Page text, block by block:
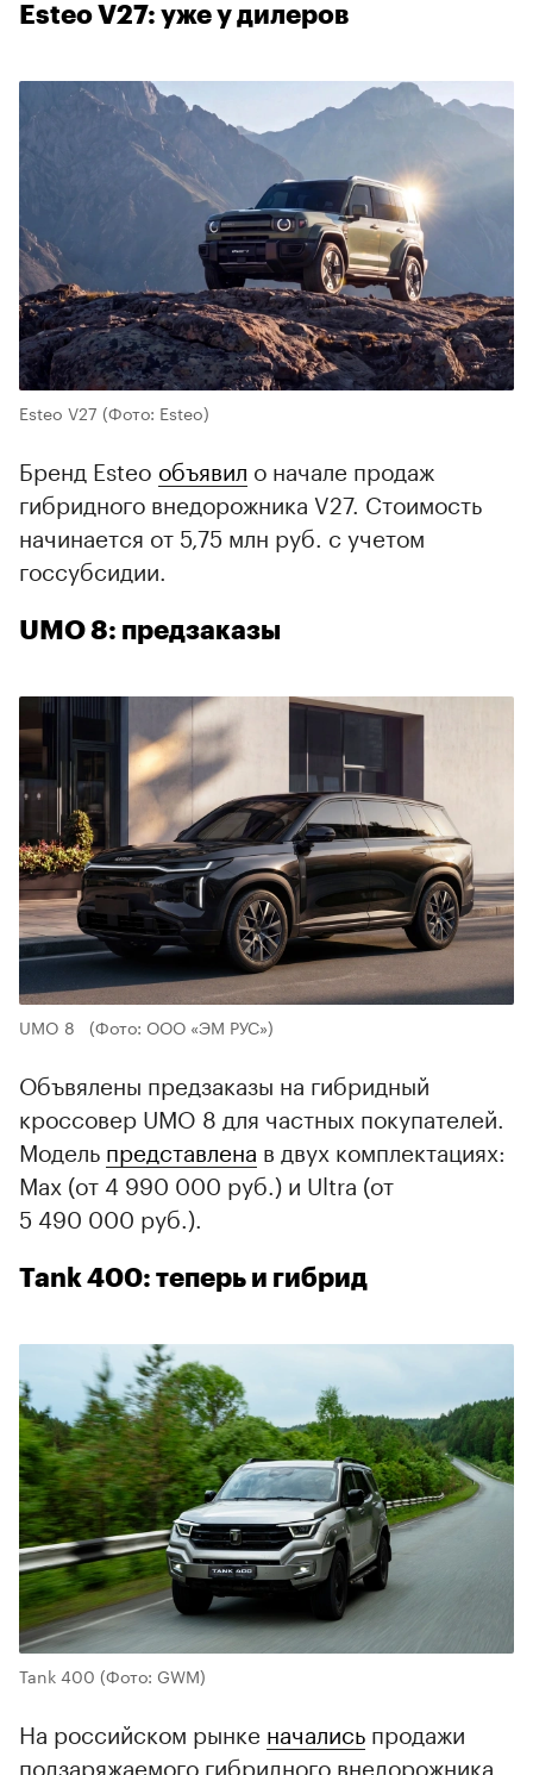
Esteo V27: уже у дилеров
Esteo V27 (Фото: Esteo)
Бренд Esteo объявил о начале продаж
гибридного внедорожника V27. Стоимость
начинается от 5,75 млн руб. с учетом
госсубсидии.
UMO 8: предзаказы
UMO 8 (Фото: ООО «ЭМ РУС»)
Объвялены предзаказы на гибридный
кроссовер UMO 8 для частных покупателей.
Модель представлена в двух комплектациях:
Max (от 4 990 000 руб.) и Ultra (от
5 490 000 руб.).
Tank 400: теперь и гибрид
Tank 400 (Фото: GWM)
На российском рынке начались продажи
подзаряжаемого гибридного внедорожника